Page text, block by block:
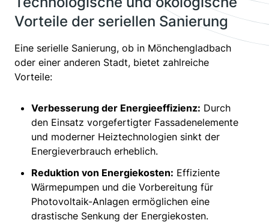
Vorteile der seriellen Sanierung
Eine serielle Sanierung, ob in Mönchengladbach
oder einer anderen Stadt, bietet zahlreiche
Vorteile:
Verbesserung der Energieeffizienz: Durch
den Einsatz vorgefertigter Fassadenelemente
und moderner Heiztechnologien sinkt der
Energieverbrauch erheblich.
Reduktion von Energiekosten: Effiziente
Wärmepumpen und die Vorbereitung für
Photovoltaik-Anlagen ermöglichen eine
drastische Senkung der Energiekosten.